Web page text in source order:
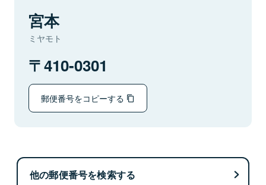
宮本
ミヤモト
410-0301
郵便番号をコピーする
他の郵便番号を検索する